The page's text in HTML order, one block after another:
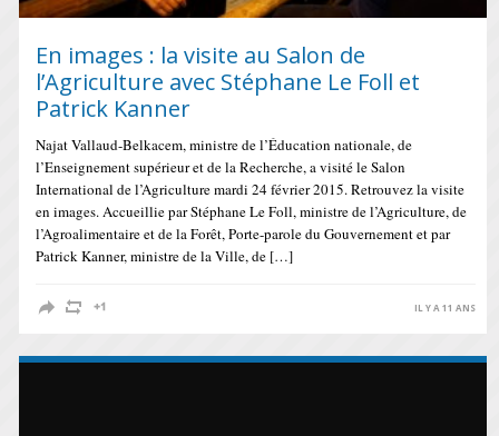
En images : la visite au Salon de
l’Agriculture avec Stéphane Le Foll et
Patrick Kanner
Najat Vallaud-Belkacem, ministre de l’Éducation nationale, de
l’Enseignement supérieur et de la Recherche, a visité le Salon
International de l’Agriculture mardi 24 février 2015. Retrouvez la visite
en images. Accueillie par Stéphane Le Foll, ministre de l’Agriculture, de
l’Agroalimentaire et de la Forêt, Porte-parole du Gouvernement et par
Patrick Kanner, ministre de la Ville, de […]
IL Y A 11 ANS